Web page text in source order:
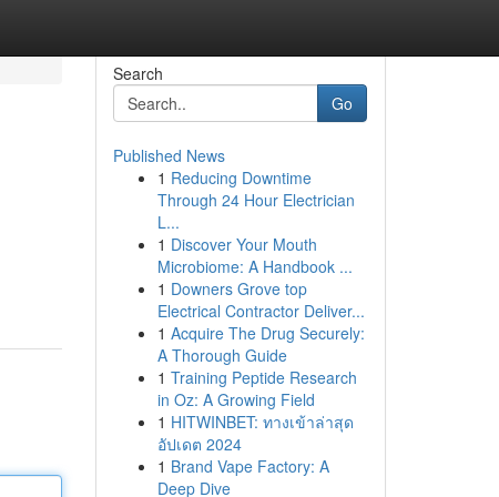
Search
Go
Published News
1 Reducing Downtime
Through 24 Hour Electrician
L...
1 Discover Your Mouth
Microbiome: A Handbook ...
1 Downers Grove top
Electrical Contractor Deliver...
1 Acquire The Drug Securely:
A Thorough Guide
1 Training Peptide Research
in Oz: A Growing Field
1 HITWINBET: ทางเข้าล่าสุด
อัปเดต 2024
1 Brand Vape Factory: A
Deep Dive